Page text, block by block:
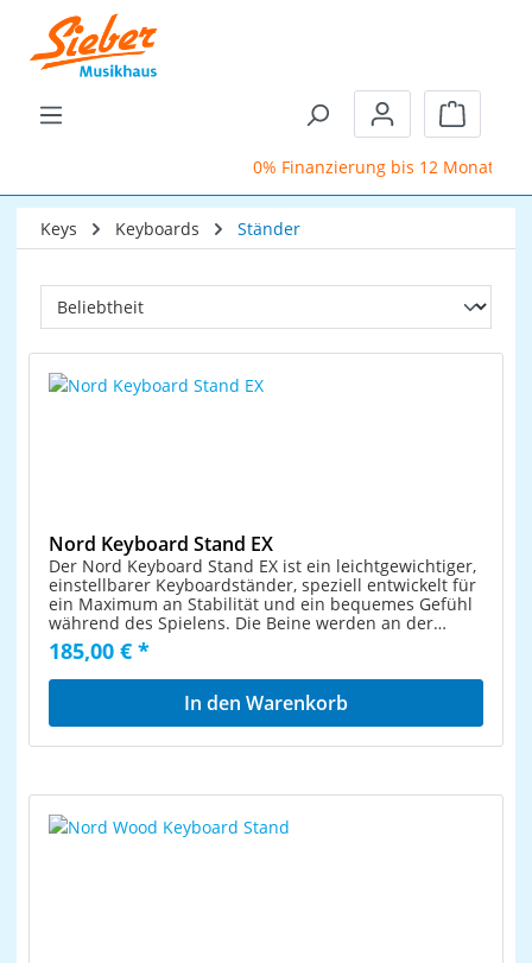
Zum Hauptinhalt springen
0% Finanzierung bis 12 Monate
Keys Keyboards Ständer
Nord Keyboard Stand EX
Der Nord Keyboard Stand EX ist ein leichtgewichtiger,
einstellbarer Keyboardständer, speziell entwickelt für
ein Maximum an Stabilität und ein bequemes Gefühl
während des Spielens. Die Beine werden an der
Bodenplatte des Instrumentes befestigt, so dass
dieses davor geschützt ist, auf dem Stativ zu
verrutschen, wie es bei herkömmlichen Stativen der
Fall ist. Zwei unterschiedliche Längen sind möglich;
ein komfortable Einstellung, wenn man beim Spielen
benötigt.EigenschaftenAluminium-
KeyboardständerZwei auswählbare Höhen: 750 oder
650 mmKompatible ProdukteNord Stage 2 HA76 &
185,00 € *
In den Warenkorb